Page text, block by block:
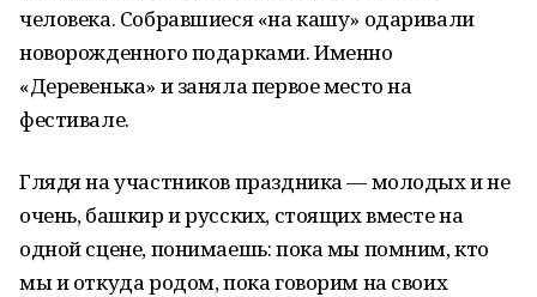
человека. Собравшиеся «на кашу» одаривали
новорожденного подарками. Именно
«Деревенька» и заняла первое место на
фестивале.
Глядя на участников праздника — молодых и не
очень, башкир и русских, стоящих вместе на
одной сцене, понимаешь: пока мы помним, кто
мы и откуда родом, пока говорим на своих